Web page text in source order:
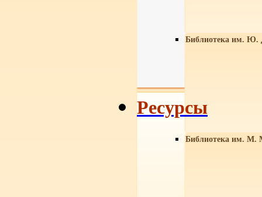
Библиотека им. Ю.
Библиотека им. М.
Ресурсы